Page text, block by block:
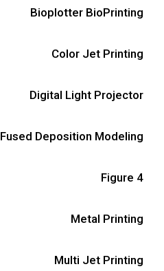
Bioplotter BioPrinting
Color Jet Printing
Digital Light Projector
Fused Deposition Modeling
Figure 4
Metal Printing
Multi Jet Printing